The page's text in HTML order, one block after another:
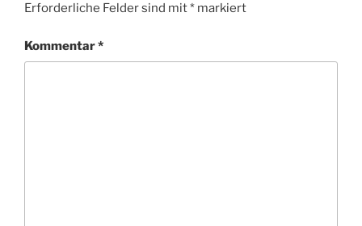
Erforderliche Felder sind mit* markiert
Kommentar*